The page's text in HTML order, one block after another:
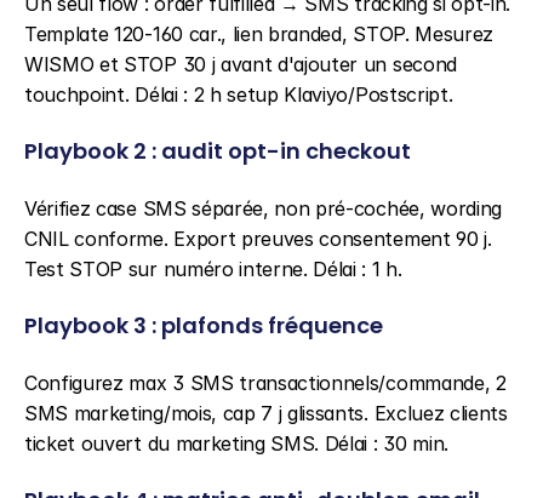
Template 120-160 car., lien branded, STOP. Mesurez
WISMO et STOP 30 j avant d'ajouter un second
touchpoint. Délai : 2 h setup Klaviyo/Postscript.
Playbook 2 : audit opt-in checkout
Vérifiez case SMS séparée, non pré-cochée, wording
CNIL conforme. Export preuves consentement 90 j.
Test STOP sur numéro interne. Délai : 1 h.
Playbook 3 : plafonds fréquence
Configurez max 3 SMS transactionnels/commande, 2
SMS marketing/mois, cap 7 j glissants. Excluez clients
ticket ouvert du marketing SMS. Délai : 30 min.